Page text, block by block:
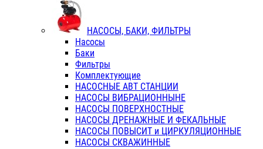
НАСОСЫ, БАКИ, ФИЛЬТРЫ
Насосы
Баки
Фильтры
Комплектующие
НАСОСНЫЕ АВТ СТАНЦИИ
НАСОСЫ ВИБРАЦИОННЫНЕ
НАСОСЫ ПОВЕРХНОСТНЫЕ
НАСОСЫ ДРЕНАЖНЫЕ И ФЕКАЛЬНЫЕ
НАСОСЫ ПОВЫСИТ и ЦИРКУЛЯЦИОННЫЕ
НАСОСЫ СКВАЖИННЫЕ